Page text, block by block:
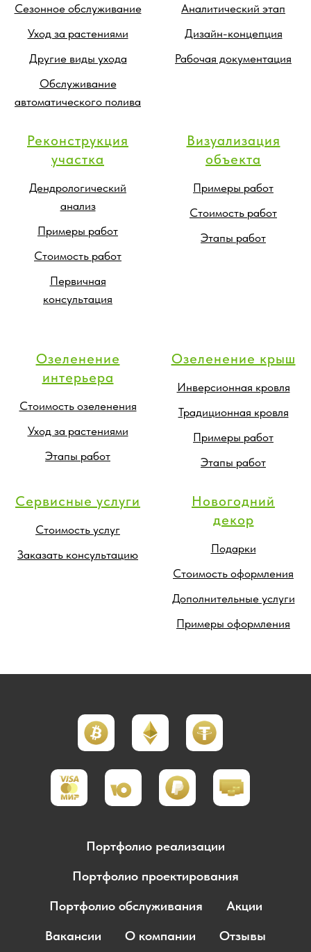
Сезонное обслуживание
Уход за растениями
Другие виды ухода
Обслуживание
автоматического полива
Аналитический этап
Дизайн-концепция
Рабочая документация
Реконструкция
участка
Дендрологический
анализ
Примеры работ
Стоимость работ
Первичная
консультация
Визуализация
объекта
Примеры работ
Стоимость работ
Этапы работ
Озеленение
интерьера
Стоимость озеленения
Уход за растениями
Этапы работ
Озеленение крыш
Инверсионная кровля
Традиционная кровля
Примеры работ
Этапы работ
Сервисные услуги
Стоимость услуг
Заказать консультацию
Новогодний
декор
Подарки
Стоимость оформления
Дополнительные услуги
Примеры оформления
Портфолио реализации
Портфолио проектирования
Портфолио обслуживания
Акции
Вакансии
О компании
Отзывы